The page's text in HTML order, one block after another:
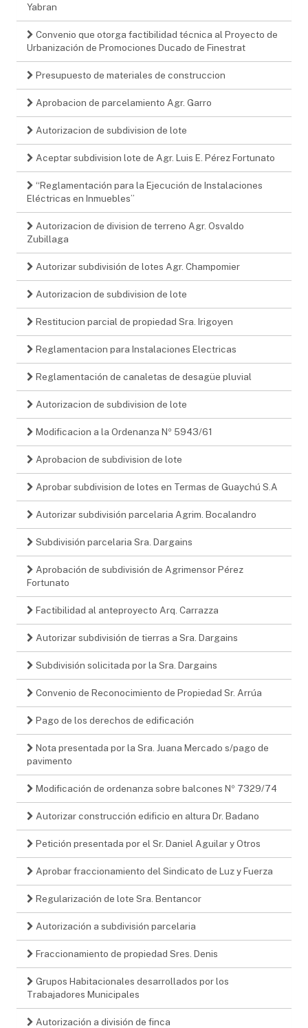
Yabran
Convenio que otorga factibilidad técnica al Proyecto de
Urbanización de Promociones Ducado de Finestrat
Presupuesto de materiales de construccion
Aprobacion de parcelamiento Agr. Garro
Autorizacion de subdivision de lote
Aceptar subdivision lote de Agr. Luis E. Pérez Fortunato
“Reglamentación para la Ejecución de Instalaciones
Eléctricas en Inmuebles”
Autorizacion de division de terreno Agr. Osvaldo
Zubillaga
Autorizar subdivisión de lotes Agr. Champomier
Autorizacion de subdivision de lote
Restitucion parcial de propiedad Sra. Irigoyen
Reglamentacion para Instalaciones Electricas
Reglamentación de canaletas de desagüe pluvial
Autorizacion de subdivision de lote
Modificacion a la Ordenanza Nº 5943/61
Aprobacion de subdivision de lote
Aprobar subdivision de lotes en Termas de Guaychú S.A
Autorizar subdivisión parcelaria Agrim. Bocalandro
Subdivisión parcelaria Sra. Dargains
Aprobación de subdivisión de Agrimensor Pérez
Fortunato
Factibilidad al anteproyecto Arq. Carrazza
Autorizar subdivisión de tierras a Sra. Dargains
Subdivisión solicitada por la Sra. Dargains
Convenio de Reconocimiento de Propiedad Sr. Arrúa
Pago de los derechos de edificación
Nota presentada por la Sra. Juana Mercado s/pago de
pavimento
Modificación de ordenanza sobre balcones Nº 7329/74
Autorizar construcción edificio en altura Dr. Badano
Petición presentada por el Sr. Daniel Aguilar y Otros
Aprobar fraccionamiento del Sindicato de Luz y Fuerza
Regularización de lote Sra. Bentancor
Autorización a subdivisión parcelaria
Fraccionamiento de propiedad Sres. Denis
Grupos Habitacionales desarrollados por los
Trabajadores Municipales
Autorización a división de finca